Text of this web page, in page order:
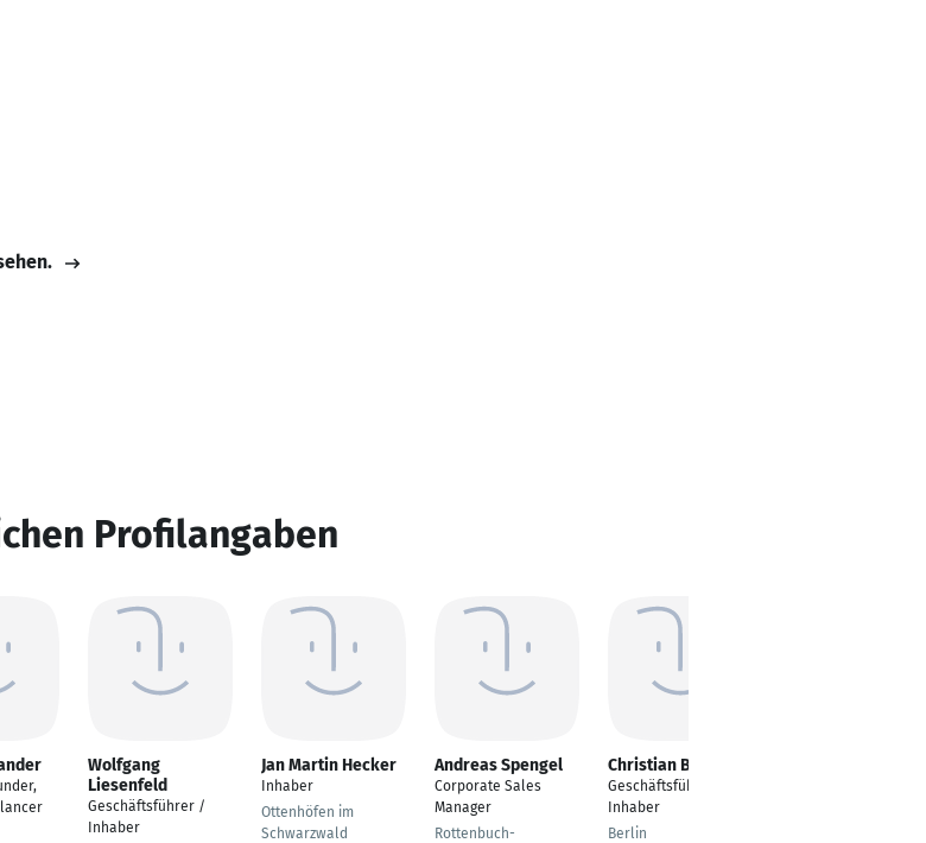
Profilangaben
Wolfgang
Liesenfeld
Geschäftsführer /
Inhaber
Jan Martin Hecker
Inhaber
Ottenhöfen im
Schwarzwald
Andreas Spengel
Corporate Sales
Manager
Rottenbuch-
Christian Borchert
Geschäftsführer /
Inhaber
Berlin